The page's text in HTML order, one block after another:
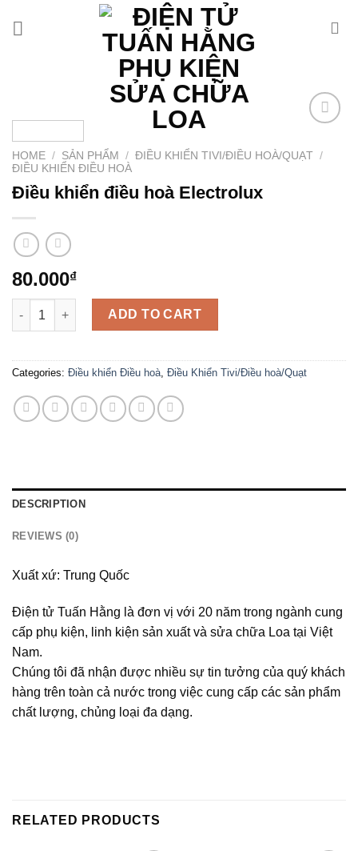
wishlist
HOME / SẢN PHẨM / ĐIỀU KHIỂN TIVI/ĐIỀU HOÀ/QUẠT /
ĐIỀU KHIỂN ĐIỀU HOÀ
Điều khiển điều hoà Electrolux
80.000₫
Điều khiển điều hoà Electrolux quantity
ADD TO CART
Categories: Điều khiển Điều hoà, Điều Khiển Tivi/Điều hoà/Quạt
DESCRIPTION
REVIEWS (0)
Xuất xứ: Trung Quốc
Điện tử Tuấn Hằng là đơn vị với 20 năm trong ngành cung
cấp phụ kiện, linh kiện sản xuất và sửa chữa Loa tại Việt
Nam.
Chúng tôi đã nhận được nhiều sự tin tưởng của quý khách
hàng trên toàn cả nước trong việc cung cấp các sản phẩm
chất lượng, chủng loại đa dạng.
RELATED PRODUCTS